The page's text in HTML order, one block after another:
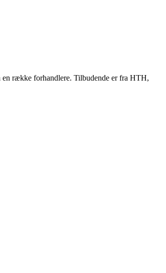
række forhandlere. Tilbudende er fra HTH,